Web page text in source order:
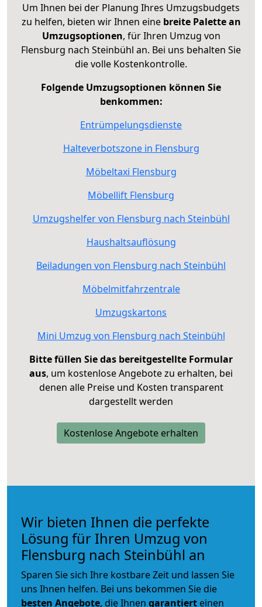
Um Ihnen bei der Planung Ihres Umzugsbudgets
zu helfen, bieten wir Ihnen eine breite Palette an
Umzugsoptionen, für Ihren Umzug von
Flensburg nach Steinbühl an. Bei uns behalten Sie
die volle Kostenkontrolle.
Folgende Umzugsoptionen können Sie
benkommen:
Entrümpelungsdienste
Halteverbotszone in Flensburg
Möbeltaxi Flensburg
Möbellift Flensburg
Umzugshelfer von Flensburg nach Steinbühl
Haushaltsauflösung
Beiladungen von Flensburg nach Steinbühl
Möbelmitfahrzentrale
Umzugskartons
Mini Umzug von Flensburg nach Steinbühl
Bitte füllen Sie das bereitgestellte Formular
aus, um kostenlose Angebote zu erhalten, bei
denen alle Preise und Kosten transparent
dargestellt werden
Kostenlose Angebote erhalten
Wir bieten Ihnen die perfekte
Lösung für Ihren Umzug von
Flensburg nach Steinbühl an
Sparen Sie sich Ihre kostbare Zeit und lassen Sie
uns Ihnen helfen. Bei uns bekommen Sie die
besten Angebote, die Ihnen garantiert einen